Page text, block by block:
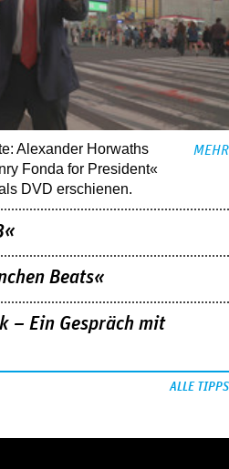
Alexander Horwaths
Fonda for President«
DVD erschienen.
MEHR
Beats«
– Ein Gespräch mit
ALLE TIPPS